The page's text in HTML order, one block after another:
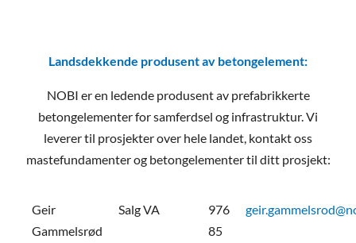
Landsdekkende produsent av betongelement:
NOBI er en ledende produsent av prefabrikkerte
betongelementer for samferdsel og infrastruktur. Vi
leverer til prosjekter over hele landet, kontakt oss
mastefundamenter og betongelementer til ditt prosjekt:
Geir
Gammelsrød
Salg VA
976
85